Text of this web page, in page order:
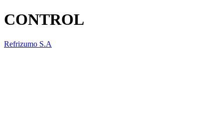
CONTROL
Refrizumo S.A